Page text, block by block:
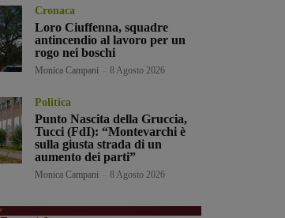
Cronaca
Loro Ciuffenna, squadre
antincendio al lavoro per un
rogo nei boschi
Monica Campani 8 Agosto 2026
Politica
Punto Nascita della Gruccia,
Tucci (FdI): “Montevarchi è
sulla giusta strada di un
aumento dei parti”
Monica Campani 8 Agosto 2026